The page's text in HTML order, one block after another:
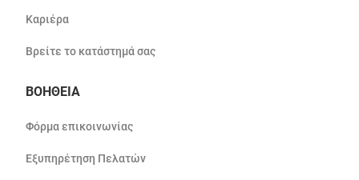
Καριέρα
Βρείτε το κατάστημά σας
ΒΟΗΘΕΙΑ
Φόρμα επικοινωνίας
Εξυπηρέτηση Πελατών